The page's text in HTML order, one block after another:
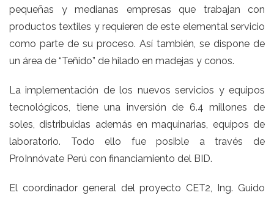
pequeñas y medianas empresas que trabajan con
productos textiles y requieren de este elemental servicio
como parte de su proceso. Así también, se dispone de
un área de “Teñido” de hilado en madejas y conos.
La implementación de los nuevos servicios y equipos
tecnológicos, tiene una inversión de 6.4 millones de
soles, distribuidas además en maquinarias, equipos de
laboratorio. Todo ello fue posible a través de
ProInnóvate Perú con financiamiento del BID.
El coordinador general del proyecto CET2, Ing. Guido